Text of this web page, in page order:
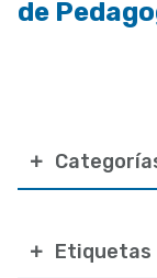
Etiquetas
de